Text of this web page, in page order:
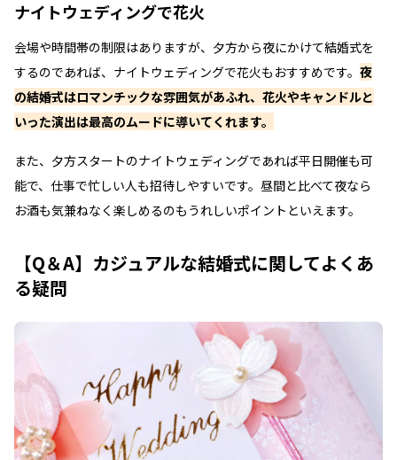
ナイトウェディングで花火
会場や時間帯の制限はありますが、夕方から夜にかけて結婚式を
するのであれば、ナイトウェディングで花火もおすすめです。 夜
の結婚式はロマンチックな雰囲気があふれ、花火やキャンドルと
いった演出は最高のムードに導いてくれます。
また、夕方スタートのナイトウェディングであれば平日開催も可
能で、仕事で忙しい人も招待しやすいです。昼間と比べて夜なら
お酒も気兼ねなく楽しめるのもうれしいポイントといえます。
【Q＆A】カジュアルな結婚式に関してよくあ
る疑問